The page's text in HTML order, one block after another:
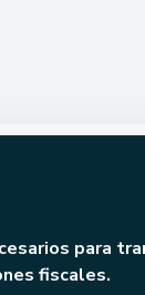
para
fiscales.